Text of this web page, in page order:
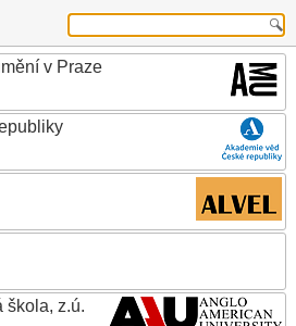
v Praze
škola, z.ú.